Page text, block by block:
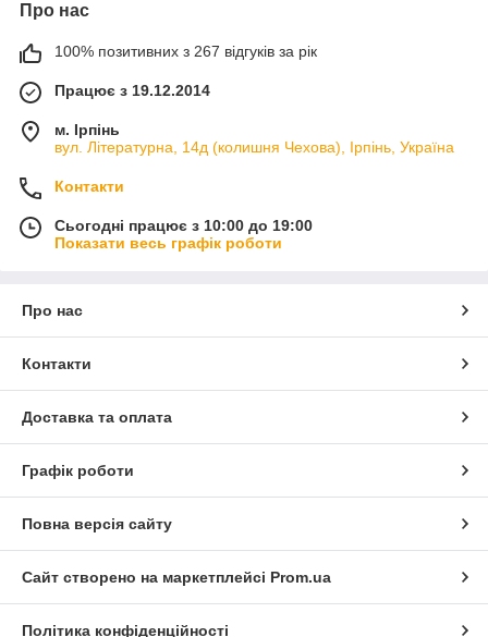
Про нас
100% позитивних з 267 відгуків за рік
Працює з 19.12.2014
м. Ірпінь
вул. Літературна, 14д (колишня Чехова), Ірпінь, Україна
Контакти
Сьогодні працює з 10:00 до 19:00
Показати весь графік роботи
Про нас
Контакти
Доставка та оплата
Графік роботи
Повна версія сайту
Сайт створено на маркетплейсі Prom.ua
Політика конфіденційності